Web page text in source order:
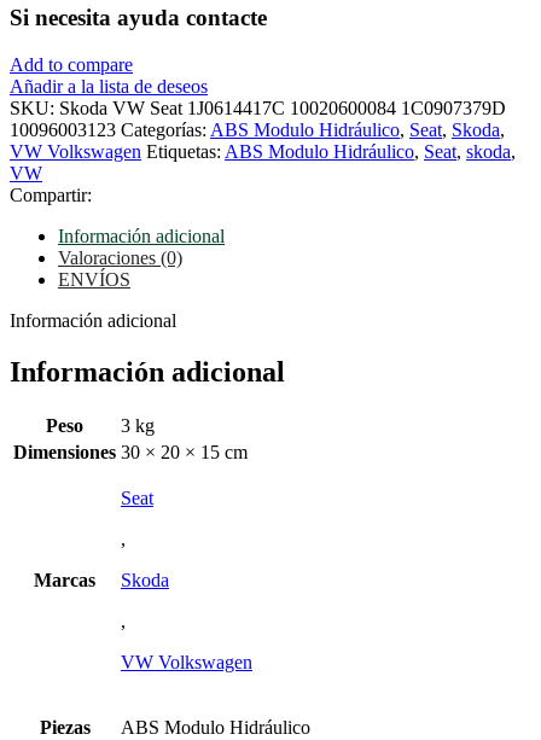
VW
Seat
10020600084
1C0907379D
10096003123
cantidad
Si necesita ayuda contacte
Add to compare
Añadir a la lista de deseos
SKU: Skoda VW Seat 1J0614417C 10020600084 1C0907379D
10096003123 Categorías: ABS Modulo Hidráulico, Seat, Skoda,
VW Volkswagen Etiquetas: ABS Modulo Hidráulico, Seat, skoda,
VW
Compartir:
Información adicional
Valoraciones (0)
ENVÍOS
Información adicional
Información adicional
Peso
3 kg
Dimensiones 30 × 20 × 15 cm
Marcas
Seat
,
Skoda
,
VW Volkswagen
Piezas ABS Modulo Hidráulico